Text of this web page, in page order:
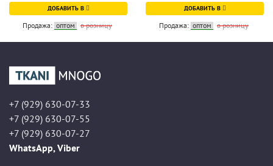
ДОБАВИТЬ В
Продажа: оптом в розницу
ДОБАВИТЬ В
Продажа: оптом в розницу
+7 (929) 630-07-33
+7 (929) 630-07-55
+7 (929) 630-07-27
WhatsApp, Viber